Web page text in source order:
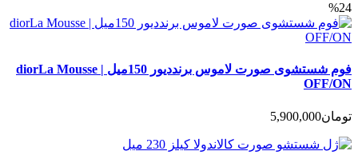
%24
فوم شستشوی‌ صورت لاموس برنددیور 150میل | diorLa Mousse
OFF/ON
تومان5,900,000